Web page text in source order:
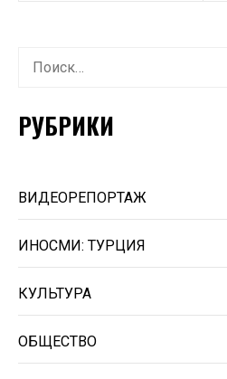
Найти:
РУБРИКИ
ВИДЕОРЕПОРТАЖ
ИНОСМИ: ТУРЦИЯ
КУЛЬТУРА
ОБЩЕСТВО